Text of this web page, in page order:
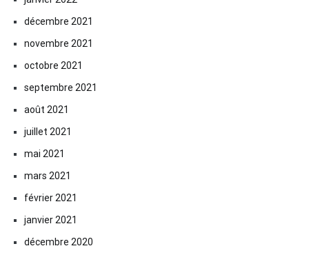
décembre 2021
novembre 2021
octobre 2021
septembre 2021
août 2021
juillet 2021
mai 2021
mars 2021
février 2021
janvier 2021
décembre 2020